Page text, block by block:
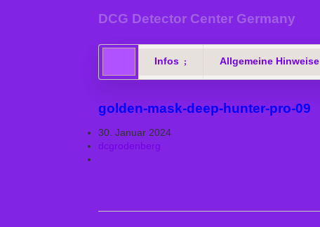
DCG Detector Center Germany
Infos Allgemeine Hinweise
golden-mask-deep-hunter-pro-09
30. Januar 2024
dcgrodenberg